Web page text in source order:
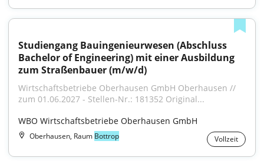
Studiengang Bauingenieurwesen (Abschluss
Bachelor of Engineering) mit einer Ausbildung
zum Straßenbauer (m/w/d)
Wirtschaftsbetriebe Oberhausen GmbH Oberhausen //
zum 01.06.2027 - Stellen-Nr.: 181352 Original...
WBO Wirtschaftsbetriebe Oberhausen GmbH
Oberhausen, Raum Bottrop Vollzeit